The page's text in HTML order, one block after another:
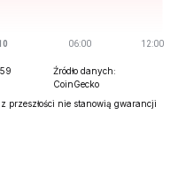
Źródło danych:
CoinGecko
przeszłości nie stanowią gwarancji